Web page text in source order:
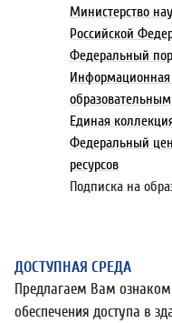
Министерство
Российской
Федеральный
Информационная
Единая
Федеральный
ресурсов
Подписка на
ДОСТУПНАЯ СРЕДА
Предлагаем Вам
обеспечения доступа в